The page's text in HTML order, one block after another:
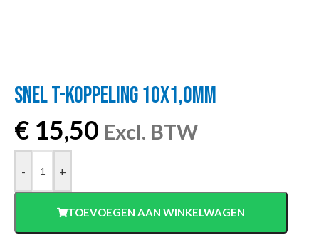
SNEL T-KOPPELING 10X1,0MM
€ 15,50 Excl. BTW
- +
TOEVOEGEN AAN WINKELWAGEN